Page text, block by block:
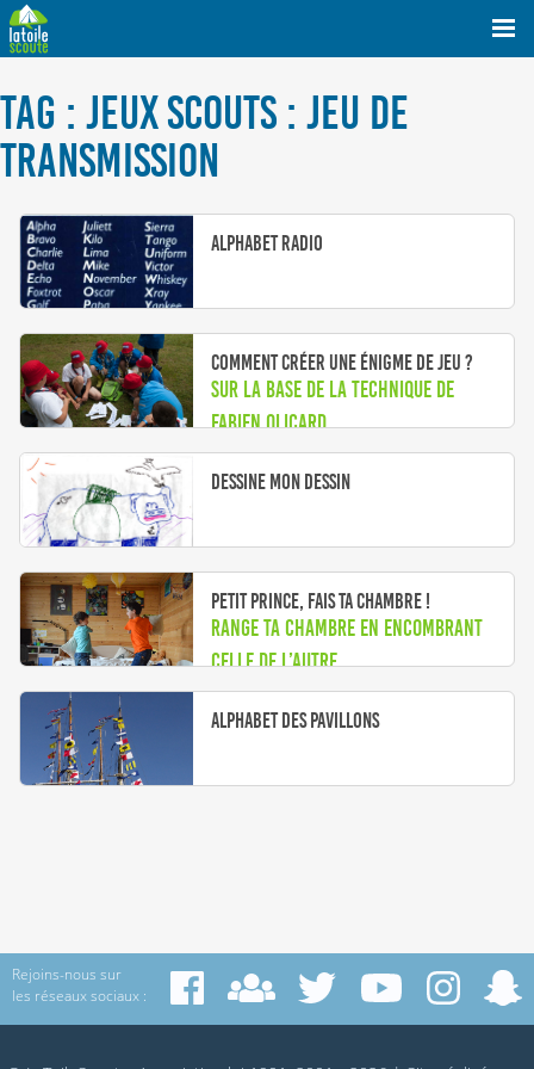
TAG : JEUX SCOUTS : JEU DE
TRANSMISSION
Alphabet radio
Comment créer une énigme de jeu ?
sur la base de la technique de
Fabien Olicard
Dessine mon dessin
Petit Prince, fais ta chambre !
Range ta chambre en encombrant
celle de l’autre
Alphabet des pavillons
Rejoins-nous sur
les réseaux sociaux :